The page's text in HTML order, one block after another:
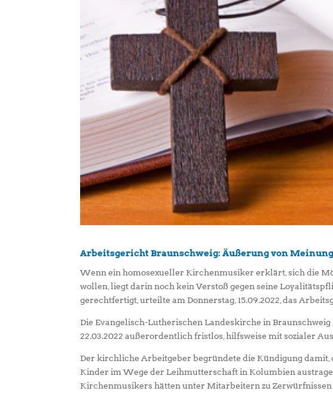
Arbeitsgericht Braunschweig: Äußerung von
Wenn ein homosexueller Kirchenmusiker erklärt, sich die
wollen, liegt darin noch kein Verstoß gegen seine
gerechtfertigt, urteilte am Donnerstag, 15.09.2022, das
Die Evangelisch-Lutherischen Landeskirche in
22.03.2022 außerordentlich fristlos, hilfsweise mit sozialer
Der kirchliche Arbeitgeber begründete die Kündigung
Kinder im Wege der Leihmutterschaft in Kolumbien
Kirchenmusikers hätten unter Mitarbeitern zu